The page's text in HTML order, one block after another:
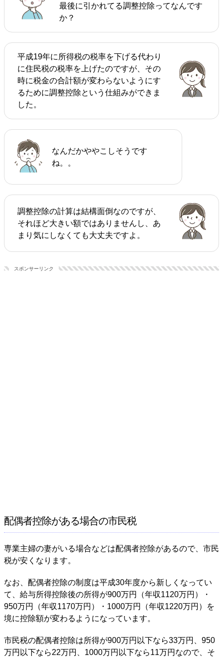
最後に引かれてる調整控除ってなんです
か？
平成19年に所得税の税率を下げる代わり
に住民税の税率を上げたのですが、その
時に税金の合計額が変わらないようにす
るために調整控除という仕組みができま
した。
なんだかややこしそうです
ね。。
調整控除の計算は結構面倒なのですが、
それほど大きい額ではありませんし、あ
まり気にしなくても大丈夫ですよ。
スポンサーリンク
配偶者控除がある場合の市民税
専業主婦の妻がいる場合などは配偶者控除があるので、市民
税が安くなります。
なお、配偶者控除の制度は平成30年度から新しくなってい
て、給与所得控除後の所得が900万円（年収1120万円）・
950万円（年収1170万円）・1000万円（年収1220万円）を
境に控除額が変わるようになっています。
市民税の配偶者控除は所得が900万円以下なら33万円、950
万円以下なら22万円、1000万円以下なら11万円なので、そ